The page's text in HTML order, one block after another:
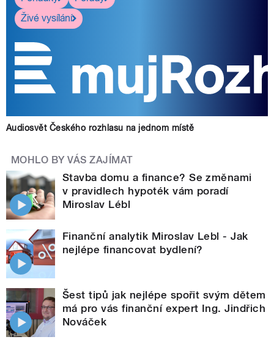
Živé vysílání
Audiosvět Českého rozhlasu na jednom místě
MOHLO BY VÁS ZAJÍMAT
Stavba domu a finance? Se změnami
v pravidlech hypoték vám poradí
Miroslav Lébl
Finanční analytik Miroslav Lebl - Jak
nejlépe financovat bydlení?
Šest tipů jak nejlépe spořit svým dětem
má pro vás finanční expert Ing. Jindřich
Nováček